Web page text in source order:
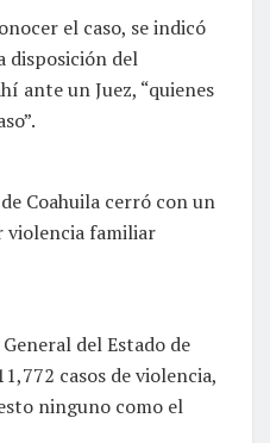
el caso, se indicó
disposición del
ante un Juez, “quienes
Coahuila cerró con un
violencia familiar
del Estado de
casos de violencia,
ninguno como el